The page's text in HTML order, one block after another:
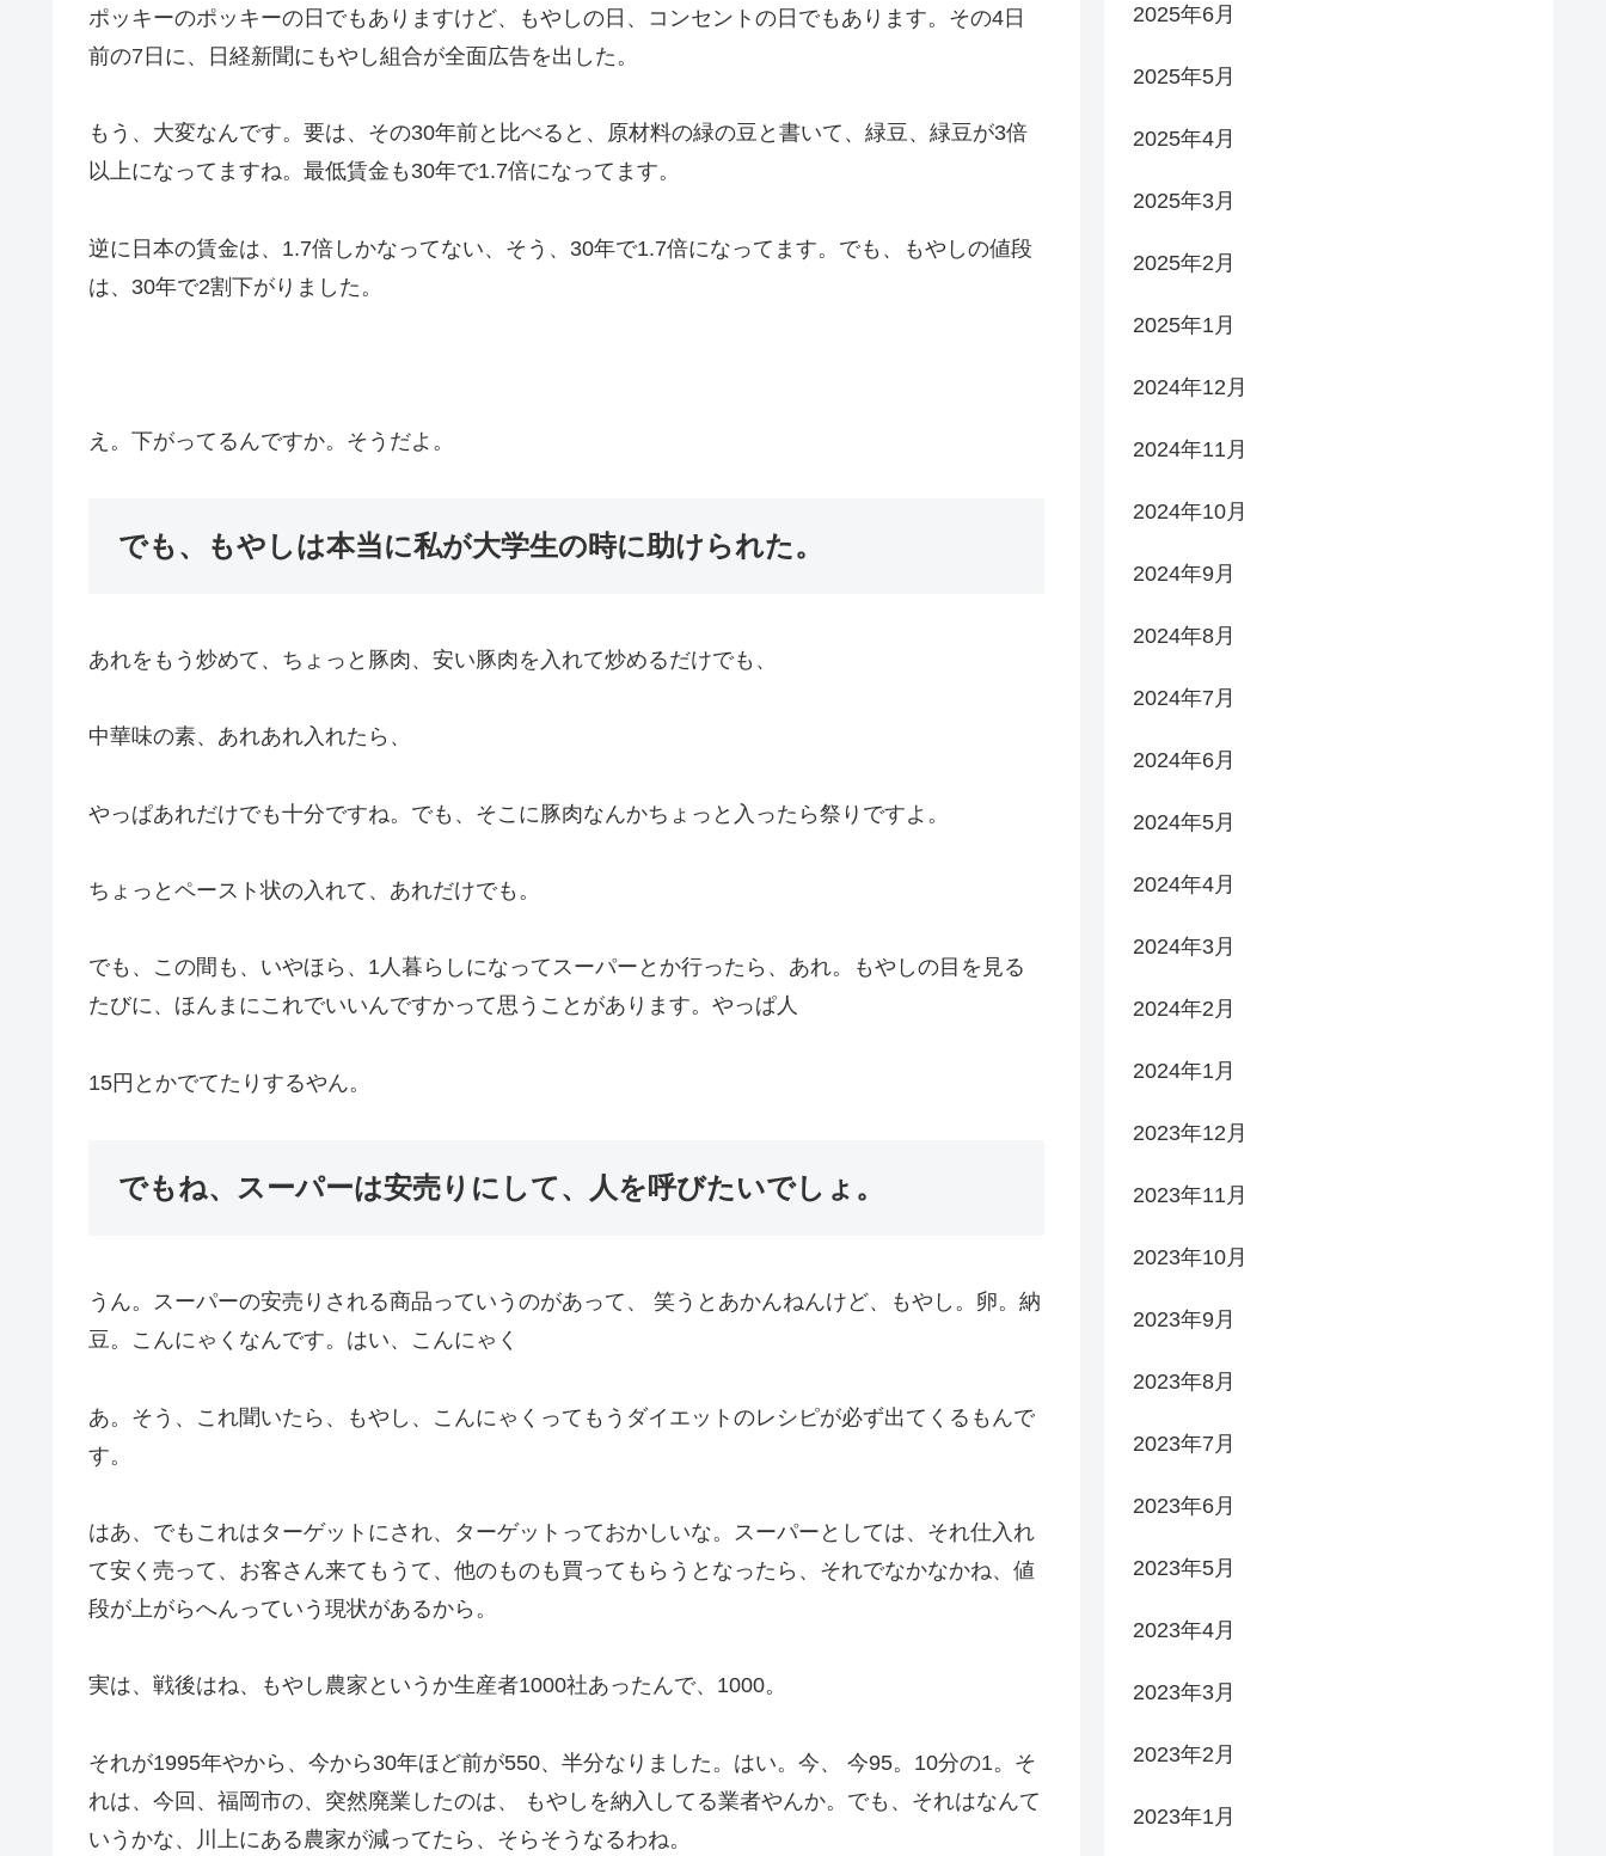
ポッキーのポッキーの日でもありますけど、もやしの日、コンセントの日でもあります。その4日
前の7日に、日経新聞にもやし組合が全面広告を出した。
もう、大変なんです。要は、その30年前と比べると、原材料の緑の豆と書いて、緑豆、緑豆が3倍
以上になってますね。最低賃金も30年で1.7倍になってます。
逆に日本の賃金は、1.7倍しかなってない、そう、30年で1.7倍になってます。でも、もやしの値段
は、30年で2割下がりました。
え。下がってるんですか。そうだよ。
でも、もやしは本当に私が大学生の時に助けられた。
あれをもう炒めて、ちょっと豚肉、安い豚肉を入れて炒めるだけでも、
中華味の素、あれあれ入れたら、
やっぱあれだけでも十分ですね。でも、そこに豚肉なんかちょっと入ったら祭りですよ。
ちょっとペースト状の入れて、あれだけでも。
でも、この間も、いやほら、1人暮らしになってスーパーとか行ったら、あれ。もやしの目を見る
たびに、ほんまにこれでいいんですかって思うことがあります。やっぱ人
15円とかでてたりするやん。
でもね、スーパーは安売りにして、人を呼びたいでしょ。
うん。スーパーの安売りされる商品っていうのがあって、 笑うとあかんねんけど、もやし。卵。納
豆。こんにゃくなんです。はい、こんにゃく
あ。そう、これ聞いたら、もやし、こんにゃくってもうダイエットのレシピが必ず出てくるもんで
す。
はあ、でもこれはターゲットにされ、ターゲットっておかしいな。スーパーとしては、それ仕入れ
て安く売って、お客さん来てもうて、他のものも買ってもらうとなったら、それでなかなかね、値
段が上がらへんっていう現状があるから。
実は、戦後はね、もやし農家というか生産者1000社あったんで、1000。
それが1995年やから、今から30年ほど前が550、半分なりました。はい。今、 今95。10分の1。そ
れは、今回、福岡市の、突然廃業したのは、 もやしを納入してる業者やんか。でも、それはなんて
いうかな、川上にある農家が減ってたら、そらそうなるわね。
2025年6月
2025年5月
2025年4月
2025年3月
2025年2月
2025年1月
2024年12月
2024年11月
2024年10月
2024年9月
2024年8月
2024年7月
2024年6月
2024年5月
2024年4月
2024年3月
2024年2月
2024年1月
2023年12月
2023年11月
2023年10月
2023年9月
2023年8月
2023年7月
2023年6月
2023年5月
2023年4月
2023年3月
2023年2月
2023年1月